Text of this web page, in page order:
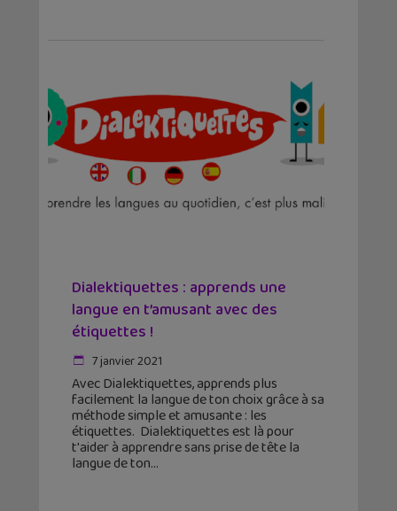
Dialektiquettes : apprends une
langue en t’amusant avec des
étiquettes !
7 janvier 2021
Avec Dialektiquettes, apprends plus
facilement la langue de ton choix grâce à sa
méthode simple et amusante : les
étiquettes. Dialektiquettes est là pour
t'aider à apprendre sans prise de tête la
langue de ton